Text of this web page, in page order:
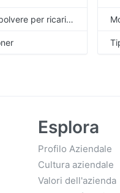
1690MF
Modello: Toner in polvere per ricarica universale
Esplora
Profilo Aziendale
Cultura aziendale
Valori dell'azienda